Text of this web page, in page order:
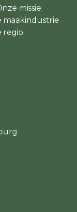
missie:
maakindustrie
regio